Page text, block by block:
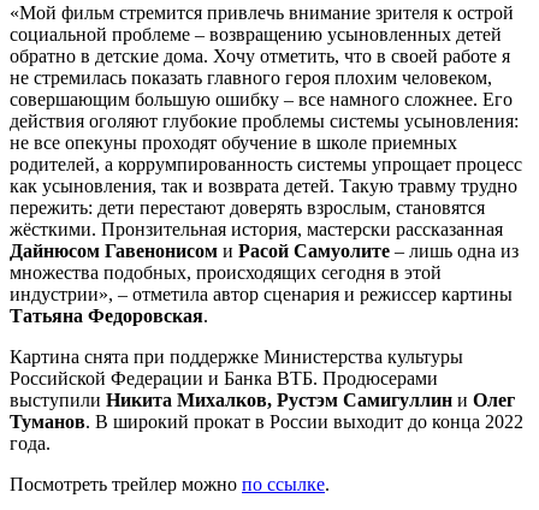
«Мой фильм стремится привлечь внимание зрителя к острой
социальной проблеме – возвращению усыновленных детей
обратно в детские дома. Хочу отметить, что в своей работе я
не стремилась показать главного героя плохим человеком,
совершающим большую ошибку – все намного сложнее. Его
действия оголяют глубокие проблемы системы усыновления:
не все опекуны проходят обучение в школе приемных
родителей, а коррумпированность системы упрощает процесс
как усыновления, так и возврата детей. Такую травму трудно
пережить: дети перестают доверять взрослым, становятся
жёсткими. Пронзительная история, мастерски рассказанная
Дайнюсом Гавенонисом и Расой Самуолите – лишь одна из
множества подобных, происходящих сегодня в этой
индустрии», – отметила автор сценария и режиссер картины
Татьяна Федоровская.
Картина снята при поддержке Министерства культуры
Российской Федерации и Банка ВТБ. Продюсерами
выступили Никита Михалков, Рустэм Самигуллин и Олег
Туманов. В широкий прокат в России выходит до конца 2022
года.
Посмотреть трейлер можно по ссылке.